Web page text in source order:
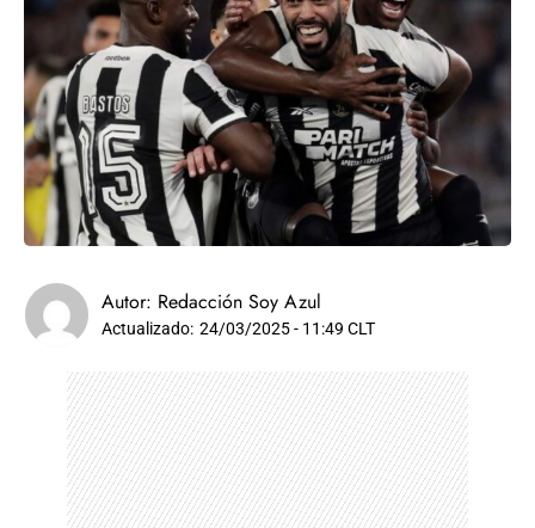
Autor: Redacción Soy Azul
Actualizado: 24/03/2025 - 11:49 CLT